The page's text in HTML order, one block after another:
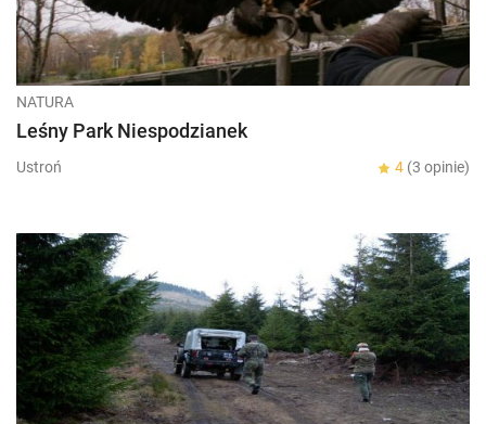
NATURA
Leśny Park Niespodzianek
Ustroń 4 (3 opinie)